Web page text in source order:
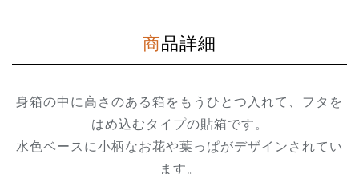
商品詳細
身箱の中に高さのある箱をもうひとつ入れて、フタを
はめ込むタイプの貼箱です。
水色ベースに小柄なお花や葉っぱがデザインされてい
ます。